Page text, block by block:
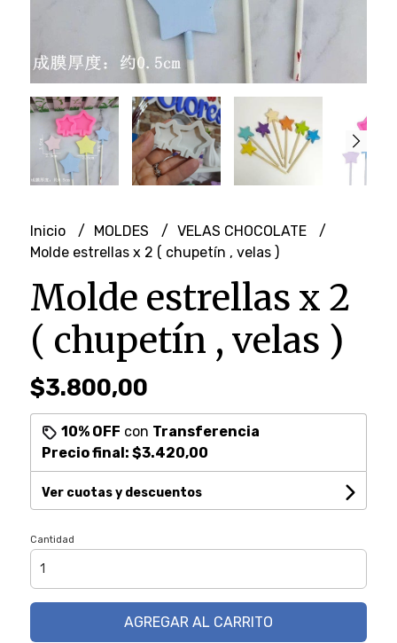
Inicio MOLDES
VELAS CHOCOLATE
Molde estrellas x 2 ( chupetín , velas )
Molde estrellas x 2
( chupetín , velas )
$3.800,00
10% OFF con Transferencia
Precio final: $3.420,00
Ver cuotas y descuentos
Cantidad
AGREGAR AL CARRITO